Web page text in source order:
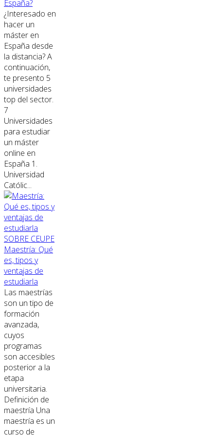
España?
¿Interesado en
hacer un
máster en
España desde
la distancia? A
continuación,
te presento 5
universidades
top del sector.
7
Universidades
para estudiar
un máster
online en
España 1.
Universidad
Católic...
SOBRE CEUPE
Maestría: Qué
es, tipos y
ventajas de
estudiarla
Las maestrías
son un tipo de
formación
avanzada,
cuyos
programas
son accesibles
posterior a la
etapa
universitaria.
Definición de
maestría Una
maestría es un
curso de